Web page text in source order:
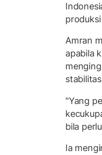
Amran
apabila
"Yang
bila
Ia